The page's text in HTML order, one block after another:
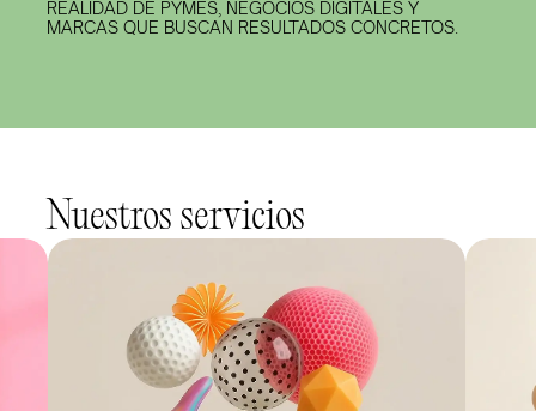
REALIDAD DE PYMES, NEGOCIOS DIGITALES Y
MARCAS QUE BUSCAN RESULTADOS CONCRETOS.
Nuestros servicios